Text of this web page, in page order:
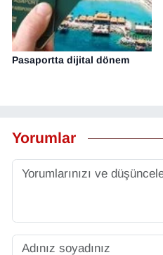
Pasaportta dijital dönem
Yorumlar